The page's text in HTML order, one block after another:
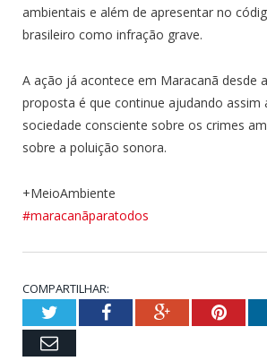
ambientais e além de apresentar no
brasileiro como infração grave.
A ação já acontece em Maracanã desde
proposta é que continue ajudando assim
sociedade consciente sobre os crimes
sobre a poluição sonora.
+MeioAmbiente
#maracanãparatodos
COMPARTILHAR:
TwitterFacebookGoogle+
Email